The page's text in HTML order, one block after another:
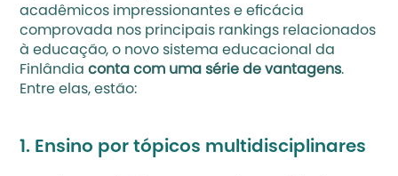
acadêmicos impressionantes e eficácia
comprovada nos principais rankings relacionados
à educação, o novo sistema educacional da
Finlândia conta com uma série de vantagens.
Entre elas, estão:
1. Ensino por tópicos multidisciplinares